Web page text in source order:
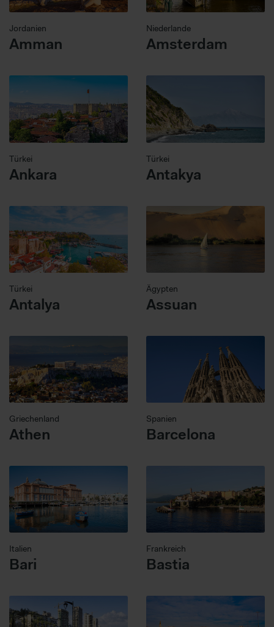
Jordanien
Amman
Niederlande
Amsterdam
Türkei
Ankara
Türkei
Antakya
Türkei
Antalya
Ägypten
Assuan
Griechenland
Athen
Spanien
Barcelona
Italien
Bari
Frankreich
Bastia